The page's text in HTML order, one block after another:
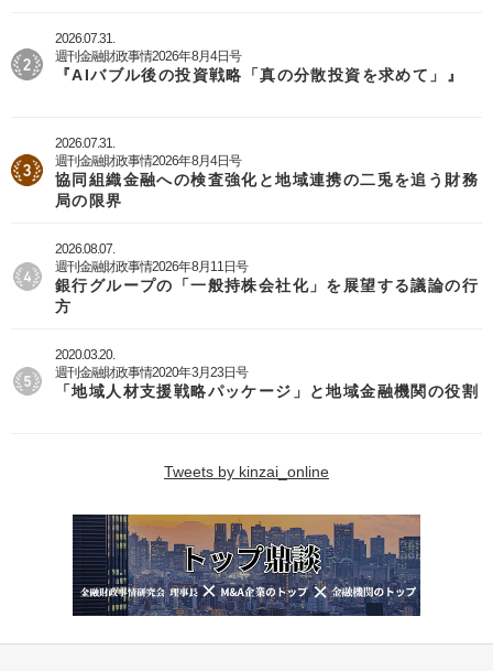
2026.07.31.
週刊金融財政事情2026年8月4日号
『AIバブル後の投資戦略「真の分散投資を求めて」』
2026.07.31.
週刊金融財政事情2026年8月4日号
協同組織金融への検査強化と地域連携の二兎を追う財務
局の限界
2026.08.07.
週刊金融財政事情2026年8月11日号
銀行グループの「一般持株会社化」を展望する議論の行
方
2020.03.20.
週刊金融財政事情2020年3月23日号
「地域人材支援戦略パッケージ」と地域金融機関の役割
Tweets by kinzai_online